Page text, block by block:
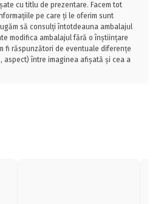
cu titlu de prezentare. Facem tot
pe care ți le oferim sunt
să consulți întotdeauna ambalajul
modifica ambalajul fără o înștiințare
fi răspunzători de eventuale diferențe
aspect) între imaginea afișată și cea a